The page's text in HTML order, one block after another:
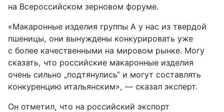
на Всероссийском зерновом форуме.
«Макаронные изделия группы А у нас из твердой
пшеницы, они вынуждены конкурировать уже
с более качественными на мировом рынке. Могу
сказать, что российские макаронные изделия
очень сильно „подтянулись“ и могут составлять
конкуренцию итальянским», — сказал эксперт.
Он отметил, что на российский экспорт